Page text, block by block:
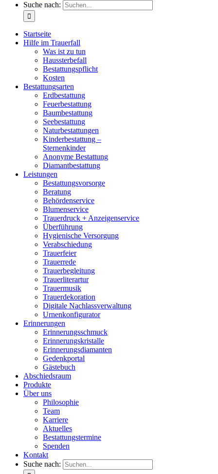
Suche nach:
Startseite
Hilfe im Trauerfall
Was ist zu tun
Haussterbefall
Bestattungspflicht
Kosten
Bestattungsarten
Erdbestattung
Feuerbestattung
Baumbestattung
Seebestattung
Naturbestattungen
Kinderbestattung –
Sternenkinder
Anonyme Bestattung
Diamantbestattung
Leistungen
Bestattungsvorsorge
Beratung
Behördenservice
Blumenservice
Trauerdruck + Anzeigenservice
Überführung
Hygienische Versorgung
Verabschiedung
Trauerfeier
Trauerrede
Trauerbegleitung
Trauerliterartur
Trauermusik
Trauerdekoration
Digitale Nachlassverwaltung
Urnenkonfigurator
Erinnerungen
Erinnerungsschmuck
Erinnerungskristalle
Erinnerungsdiamanten
Gedenkportal
Gästebuch
Abschiedsraum
Produkte
Über uns
Philosophie
Team
Karriere
Aktuelles
Bestattungstermine
Spenden
Kontakt
Suche nach: